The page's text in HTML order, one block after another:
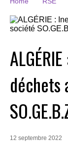
déchets
12 septembre 2022